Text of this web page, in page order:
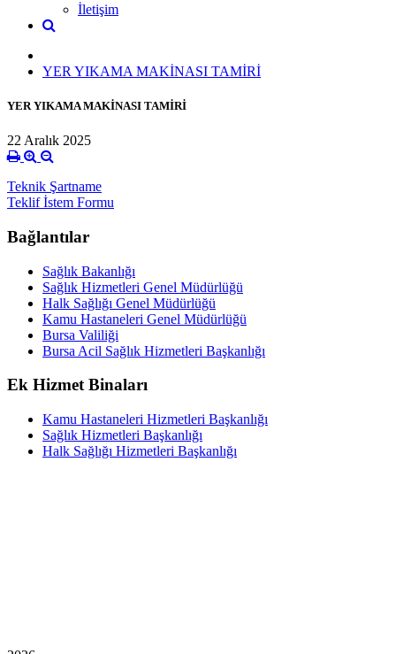
İletişim
YER YIKAMA MAKİNASI TAMİRİ
YER YIKAMA MAKİNASI TAMİRİ
22 Aralık 2025
Teknik Şartname
Teklif İstem Formu
Bağlantılar
Sağlık Bakanlığı
Sağlık Hizmetleri Genel Müdürlüğü
Halk Sağlığı Genel Müdürlüğü
Kamu Hastaneleri Genel Müdürlüğü
Bursa Valiliği
Bursa Acil Sağlık Hizmetleri Başkanlığı
Ek Hizmet Binaları
Kamu Hastaneleri Hizmetleri Başkanlığı
Sağlık Hizmetleri Başkanlığı
Halk Sağlığı Hizmetleri Başkanlığı